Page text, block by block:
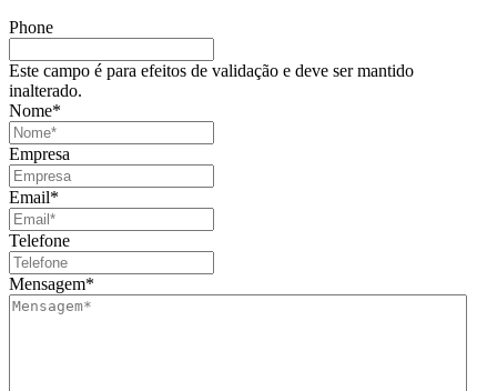
Phone
Este campo é para efeitos de validação e deve ser mantido
inalterado.
Nome*
Empresa
Email*
Telefone
Mensagem*